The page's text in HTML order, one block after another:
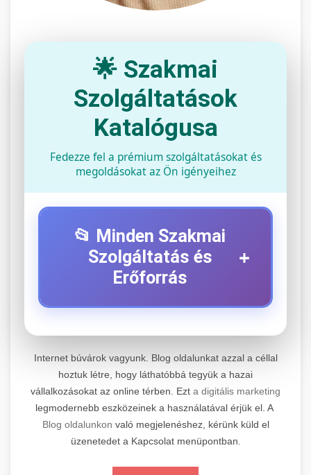
🌟 Szakmai
Szolgáltatások
Katalógusa
Fedezze fel a prémium szolgáltatásokat és
megoldásokat az Ön igényeihez
📂 Minden Szakmai
Szolgáltatás és
Erőforrás
+
+
Professzionális elektromos roller javítási és
karbantartási szolgáltatások. Szakértő
technikusaink minőségi szervízt nyújtanak
minden jelentős márkához és modellhez.
Szervizközpont Látogatása
📊 2. Online Marketing
Ügynökség
+
Átfogó online marketing szolgáltatások,
beleértve a SEO-t, közösségi média kezelést és
Internet búvárok vagyunk. Blog oldalunkat azzal a céllal
hoztuk létre, hogy láthatóbbá tegyük a hazai
vállalkozásokat az online térben. Ezt a digitális marketing
legmodernebb eszközeinek a használatával érjük el. A
Blog oldalunkon való megjelenéshez, kérünk küld el
üzenetedet a Kapcsolat menüpontban.